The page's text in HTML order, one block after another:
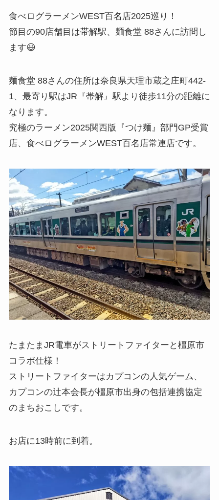
食べログラーメンWEST百名店2025巡り！
節目の90店舗目は帯解駅、麺食堂 88さんに訪問し
ます😃
麺食堂 88さんの住所は奈良県天理市蔵之庄町442-
1、最寄り駅はJR『帯解』駅より徒歩11分の距離に
なります。
究極のラーメン2025関西版『つけ麺』部門GP受賞
店、食べログラーメンWEST百名店常連店です。
たまたまJR電車がストリートファイターと橿原市
コラボ仕様！
ストリートファイターはカプコンの人気ゲーム、
カプコンの辻本会長が橿原市出身の包括連携協定
のまちおこしです。
お店に13時前に到着。